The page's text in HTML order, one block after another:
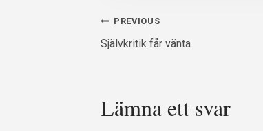
Inläggsnavigering
PREVIOUS
Självkritik får vänta
Lämna ett svar